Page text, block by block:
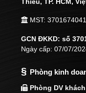
Thiêu,TP. HCM,
MST: 3701674041
GCN ĐKKD: số
Ngày cấp: 07/07/
§ Phòng kinh
Phòng DV